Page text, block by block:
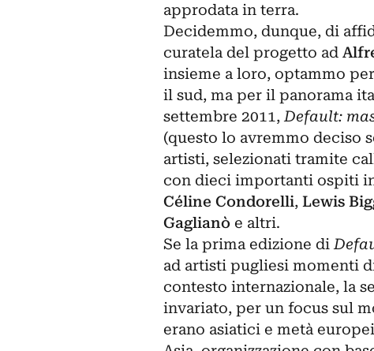
approdata in terra.
Decidemmo, dunque, di
curatela del progetto ad
insieme a loro, optammo
il sud, ma per il panorama
settembre 2011,Default:
(questo lo avremmo deciso
artisti, selezionati tramite
con dieci importanti ospiti
Céline Condorelli, Lewis
Gaglianò e altri.
Se la prima edizione di
ad artisti pugliesi momenti
contesto internazionale, la
invariato, per un focus sul
erano asiatici e metà